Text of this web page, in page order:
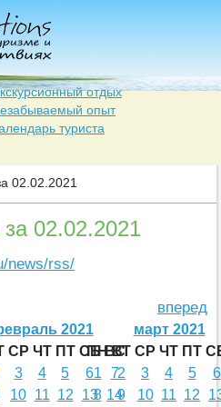
отдых
опыт
туриста
02.02.2021
02.02.2021
news/rss/
вперед
2021
СР ЧТ ПТ СБ ВС
3 4 5 6
7
10 11 12 13
14
март 2021
ПН ВТ СР ЧТ ПТ
1
2 3 4 5
6
8
9 10 11 12